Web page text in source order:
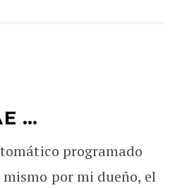
…
programado
por mi dueño, el